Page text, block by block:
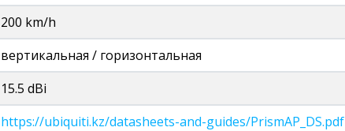
200 km/h
вертикальная / горизонтальная
15.5 dBi
https://ubiquiti.kz/datasheets-and-guides/PrismAP_DS.pdf